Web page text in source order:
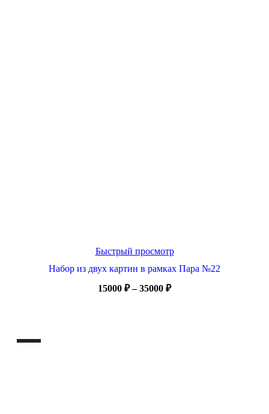
Быстрый просмотр
Набор из двух картин в рамках Пара №22
15000 ₽ – 35000 ₽Диапазон